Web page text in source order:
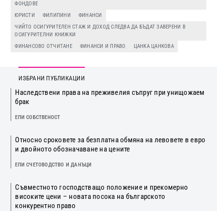
ФОНДОВЕ
ЮРИСТИ
ФИЛИПИНИ
ФИНАНСИ
ЧИЙТО ОСИГУРИТЕЛЕН СТАЖ И ДОХОД СЛЕДВА ДА БЪДАТ ЗАВЕРЕНИ В
ОСИГУРИТЕЛНИ КНИЖКИ
ФИНАНСОВО ОТЧИТАНЕ
ФИНАНСИ И ПРАВО ЦАНКА ЦАНКОВА
ИЗБРАНИ ПУБЛИКАЦИИ
Наследствени права на преживелия съпруг при унищожаем
брак
ЕПИ СОБСТВЕНОСТ
Относно сроковете за безплатна обмяна на левовете в евро
и двойното обозначаване на цените
ЕПИ СЧЕТОВОДСТВО И ДАНЪЦИ
Съвместното господстващо положение и прекомерно
високите цени – новата посока на българското
конкурентно право